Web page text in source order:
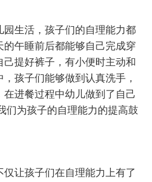
园生活，孩子们的自理能力都
午睡前后都能够自己完成穿
提好裤子，有小便时主动和
孩子们能够做到认真洗手，
进餐过程中幼儿做到了自己
们为孩子的自理能力的提高鼓
让孩子们在自理能力上有了